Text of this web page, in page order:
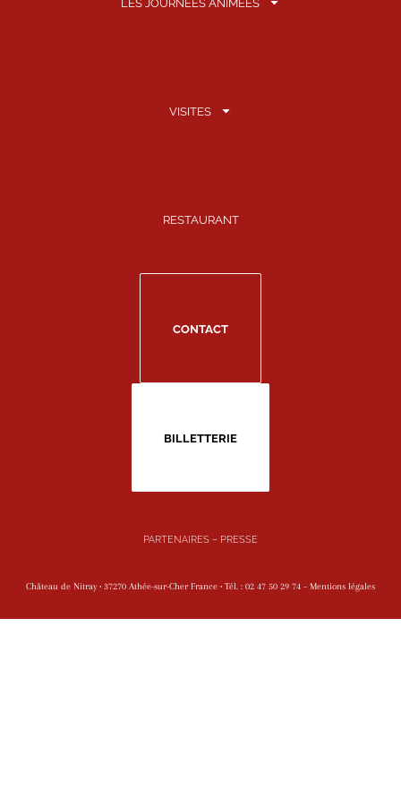
VISITES
RESTAURANT
CONTACT
BILLETTERIE
PARTENAIRES – PRESSE
Château de Nitray • 37270 Athée-sur-Cher France • Tél. : 02 47 50 29 74 – Mentions légales